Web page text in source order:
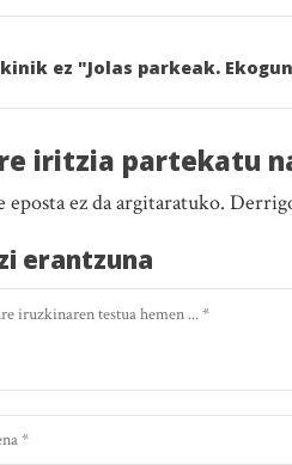
ez "Jolas parkeak.
iritzia partekatu
eposta ez da argitaratuko.
erantzuna